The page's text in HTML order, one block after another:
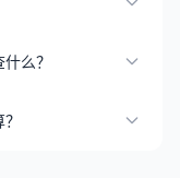
么？